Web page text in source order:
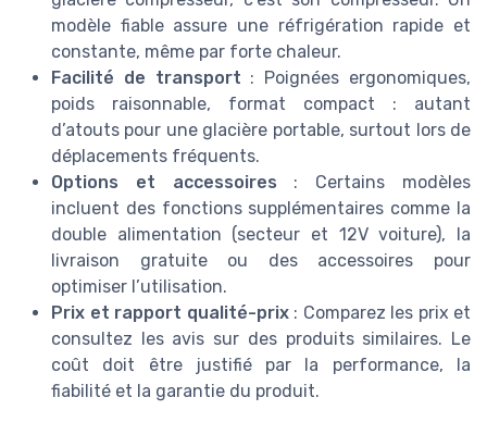
modèle fiable assure une réfrigération rapide et
constante, même par forte chaleur.
Facilité de transport : Poignées ergonomiques,
poids raisonnable, format compact : autant
d’atouts pour une glacière portable, surtout lors de
déplacements fréquents.
Options et accessoires : Certains modèles
incluent des fonctions supplémentaires comme la
double alimentation (secteur et 12V voiture), la
livraison gratuite ou des accessoires pour
optimiser l’utilisation.
Prix et rapport qualité-prix: Comparez les prix et
consultez les avis sur des produits similaires. Le
coût doit être justifié par la performance, la
fiabilité et la garantie du produit.